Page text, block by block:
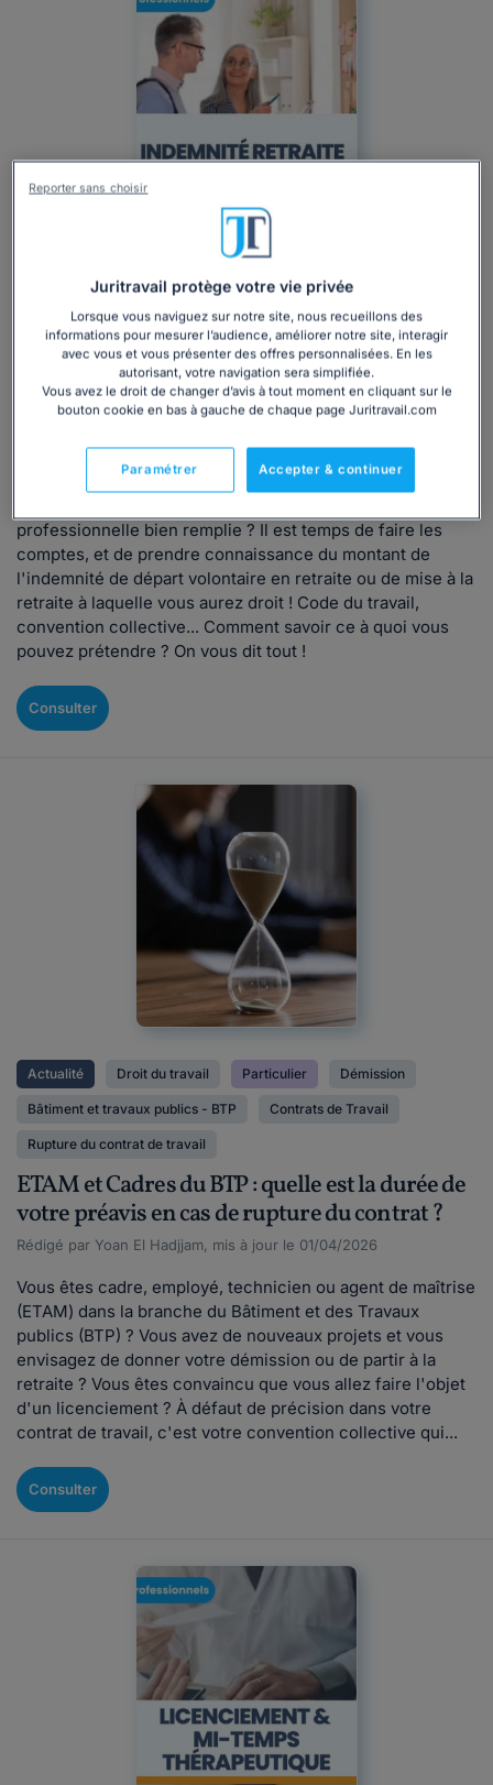
Particulier
Rupture du contrat de travail Départ à la retraite
Convention collective Retraite
Départ volontaire ou mise à la retraite : quel
est le montant de l'indemnité versée au salarié
Rédigé par Alexandra Marion, mis à jour le 02/04/2026
professionnelle bien remplie ? Il est temps de faire les
comptes, et de prendre connaissance du montant de
l'indemnité de départ volontaire en retraite ou de mise à la
retraite à laquelle vous aurez droit ! Code du travail,
convention collective... Comment savoir ce à quoi vous
pouvez prétendre ? On vous dit tout !
Consulter
Actualité Droit du travail Particulier Démission
Bâtiment et travaux publics - BTP Contrats de Travail
Rupture du contrat de travail
ETAM et Cadres du BTP : quelle est la durée de
votre préavis en cas de rupture du contrat ?
Rédigé par Yoan El Hadjjam, mis à jour le 01/04/2026
Vous êtes cadre, employé, technicien ou agent de maîtrise
(ETAM) dans la branche du Bâtiment et des Travaux
publics (BTP) ? Vous avez de nouveaux projets et vous
envisagez de donner votre démission ou de partir à la
retraite ? Vous êtes convaincu que vous allez faire l'objet
d'un licenciement ? À défaut de précision dans votre
contrat de travail, c'est votre convention collective qui...
Consulter
Juritravail protège votre vie privée
Lorsque vous naviguez sur notre site, nous recueillons des
informations pour mesurer l’audience, améliorer notre site, interagir
avec vous et vous présenter des offres personnalisées. En les
autorisant, votre navigation sera simplifiée.
Vous avez le droit de changer d’avis à tout moment en cliquant sur le
bouton cookie en bas à gauche de chaque page Juritravail.com
Accepter & continuer
Paramétrer
Reporter sans choisir